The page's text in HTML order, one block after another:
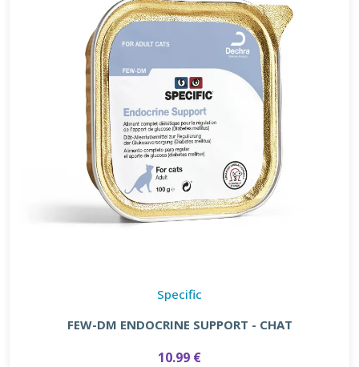
Specific
FEW-DM ENDOCRINE SUPPORT - CHAT
10.99 €